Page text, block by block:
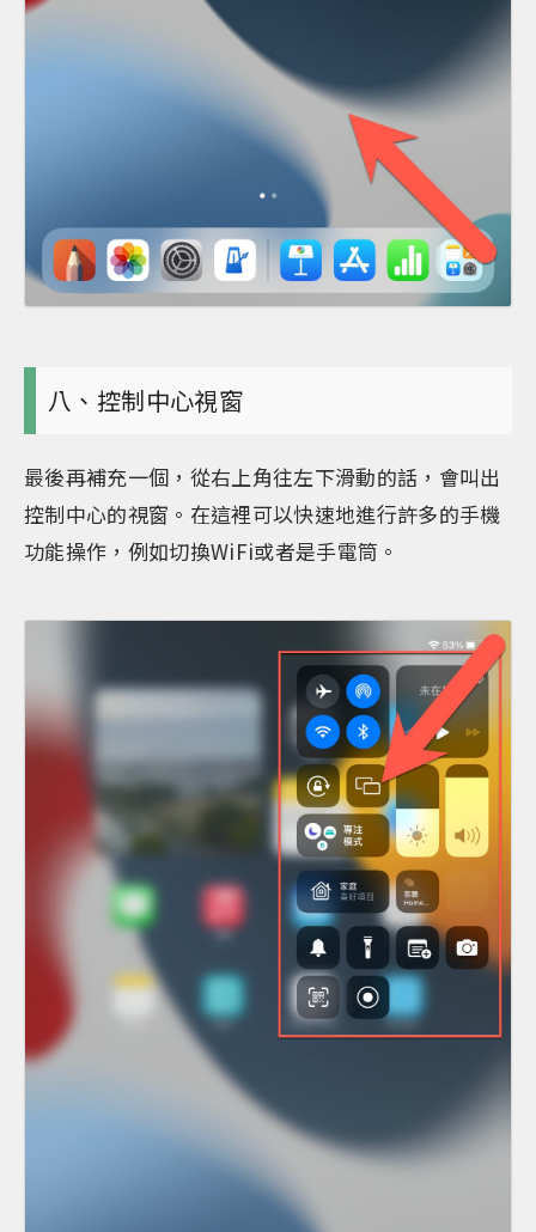
八、控制中心視窗
最後再補充一個，從右上角往左下滑動的話，會叫出
控制中心的視窗。在這裡可以快速地進行許多的手機
功能操作，例如切換WiFi或者是手電筒。